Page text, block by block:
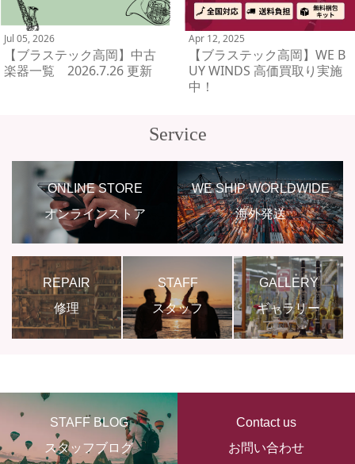
Jul 05, 2026
【ブラステック高岡】中古
楽器一覧 2026.7.26 更新
Apr 12, 2025
【ブラステック高岡】WE B
UY WINDS 高価買取り実施
中！
Service
ONLINE STORE
オンラインストア
WE SHIP WORLDWIDE
海外発送
REPAIR
修理
STAFF
スタッフ
GALLERY
ギャラリー
STAFF BLOG
スタッフブログ
Contact us
お問い合わせ